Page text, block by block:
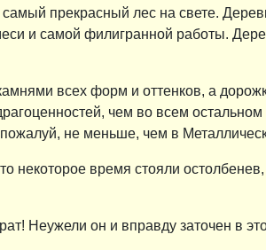
прекрасный лес на свете.
и самой филигранной работы.
всех форм и оттенков, а
чем во всем остальном
не меньше, чем в
некоторое время стояли
Неужели он и вправду заточен в